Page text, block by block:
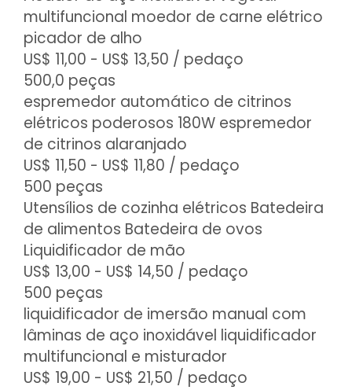
multifuncional moedor de carne elétrico
picador de alho
US$ 11,00 - US$ 13,50 / pedaço
500,0 peças
espremedor automático de citrinos
elétricos poderosos 180W espremedor
de citrinos alaranjado
US$ 11,50 - US$ 11,80 / pedaço
500 peças
Utensílios de cozinha elétricos Batedeira
de alimentos Batedeira de ovos
Liquidificador de mão
US$ 13,00 - US$ 14,50 / pedaço
500 peças
liquidificador de imersão manual com
lâminas de aço inoxidável liquidificador
multifuncional e misturador
US$ 19,00 - US$ 21,50 / pedaço